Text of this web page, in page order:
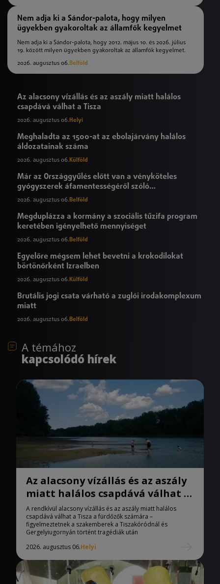
Nem adja ki a Sándor-palota, hogy milyen
ügyekben gyakoroltak az államfők kegyelmet
Nem adja ki a Sándor-palota, hogy 2012. május 10. és 2026. július
19. között milyen ügyekben gyakoroltak az államfők kegyelmet.
2026. augusztus 06.Belföld
Az alacsony vízállás és az aszály miatt halálos
csapdává válhat a Tisza
2026. augusztus 06. Helyi
Meghaladta az 1500-at az ebolajárvány halálos
áldozatainak száma
2026. augusztus 06. Külföld
Már az Országgyűlés előtt van a vényköteles
gyógyszerek áfamentességéről szóló
törvényjavaslat
2026. augusztus 06.Belföld
Megduplázza a kormány a szociális tűzifa program
keretében igényelhető mennyiséget
2026. augusztus 06.Belföld
Egyelőre mégsem lehet bevetni a krokodilokat
börtönőrként Izraelben
2026. augusztus 06. Külföld
Brutális jogi csata várható a zuglói irodakomplexum
miatt
2026. augusztus 06.Belföld
A témához
kapcsolódó hírek
Az alacsony vízállás és az aszály
miatt halálos csapdává válhat a
Tisza
A rendkívül alacsony vízállás és az aszály miatt halálos
csapdává válhat a Tisza a fürdőzők számára –
figyelmeztetnek a szakemberek a Tiszakóródnál és
Gergelyiugornyán történt tragédiák után
2026. augusztus 06.Helyi